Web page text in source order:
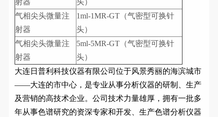
射器
头）
气相尖头微量注
射器
1ml-1MR-GT（气密型可换针
头）
气相尖头微量注
射器
5ml-5MR-GT（气密型可换针
头）
大连日普利科技仪器有限公司位于风景秀丽的海滨城市
——大连的市中心，是专业从事分析仪器的研制、生产
及营销的高技术企业。公司技术力量雄厚，拥有一批多
年从事色谱研究的资深专家和开发、生产色谱分析仪器